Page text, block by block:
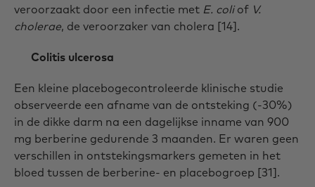
veroorzaakt door een infectie met E. coliof V.
cholerae, de veroorzaker van cholera [14].
Colitis ulcerosa
Een kleine placebogecontroleerde klinische studie
observeerde een afname van de ontsteking (-30%)
in de dikke darm na een dagelijkse inname van 900
mg berberine gedurende 3 maanden. Er waren geen
verschillen in ontstekingsmarkers gemeten in het
bloed tussen de berberine- en placebogroep [31].